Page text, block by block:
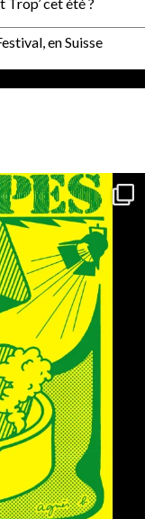
en Suisse